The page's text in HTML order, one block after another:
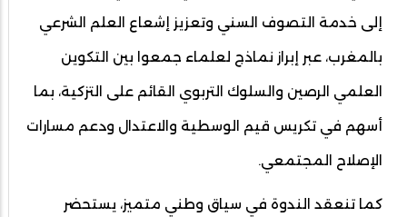
إلى خدمة التصوف السني وتعزيز إشعاع العلم الشرعي
بالمغرب، عبر إبراز نماذج لعلماء جمعوا بين التكوين
العلمي الرصين والسلوك التربوي القائم على التزكية، بما
أسهم في تكريس قيم الوسطية والاعتدال ودعم مسارات
الإصلاح المجتمعي.
كما تنعقد الندوة في سياق وطني متميز، يستحضر